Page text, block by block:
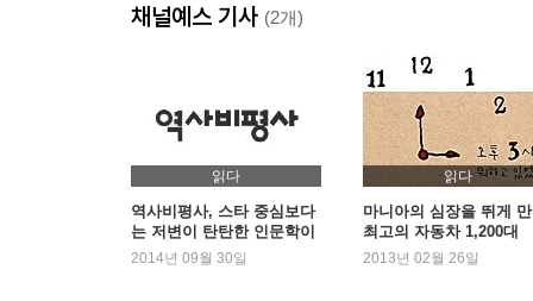
223
포저 조익, 이론과 현실을 조화한 학자
「화보」 포저조익선생묘
진정한 사대부 234 / 친가, 외가, 처가 237 / 첫 번
대해 논하는 상소 263 / 상황 분석과 대안 제시
학문 306 / 아버지와 아들 310 / 마지막 출사 321 /
잠곡 김육, 안민을 실현한 정치가
채널예스 기사 (2개)
읽다
역사비평사, 스타 중심보다
는 저변이 탄탄한 인문학이
필요
2014년 09월 30일
읽다
마니아의 심장을 뛰게
최고의 자동차 1,200대
2013년 02월 26일